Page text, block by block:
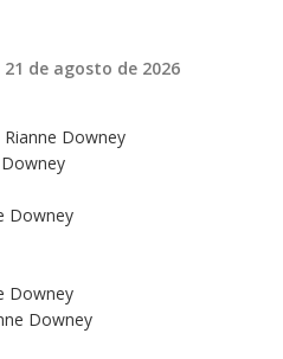
21 de agosto de 2026
Downey
Downey
Downey
Downey